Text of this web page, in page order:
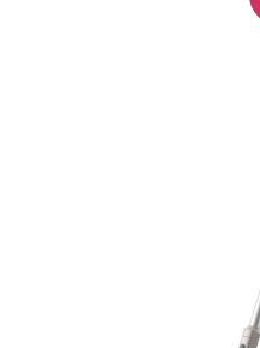
reservatório de 440 ml
direto com a sujeira.
diferentes superfícies, o
acompanhado de 6
para sofás, turbo
permitindo alcançar até